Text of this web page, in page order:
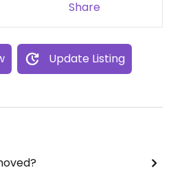
Share
Update Listing